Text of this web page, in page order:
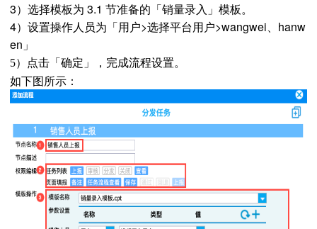
3）选择模板为 3.1 节准备的「销量录入」模板。
4）设置操作人员为「用户>选择平台用户>wangwei、hanw
en」
5）点击「确定」，完成流程设置。
如下图所示：